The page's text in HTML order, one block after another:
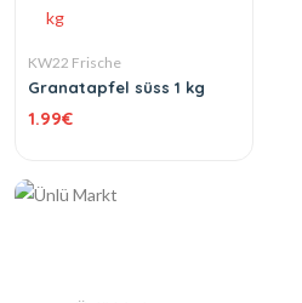
KW22 Frische
Granatapfel süss 1 kg
1.99€